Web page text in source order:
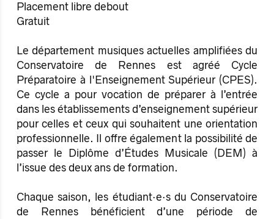
Placement libre debout
Gratuit
Le département musiques actuelles amplifiées du
Conservatoire de Rennes est agréé Cycle
Préparatoire à l'Enseignement Supérieur (CPES).
Ce cycle a pour vocation de préparer à l’entrée
dans les établissements d’enseignement supérieur
pour celles et ceux qui souhaitent une orientation
professionnelle. Il offre également la possibilité de
passer le Diplôme d’Études Musicale (DEM) à
l’issue des deux ans de formation.
Chaque saison, les étudiant·e·s du Conservatoire
de Rennes bénéficient d’une période de